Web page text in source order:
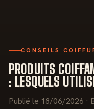
CONSEILS
PRODUITS
: LESQUELS
Publié le 18/06/2026 ·